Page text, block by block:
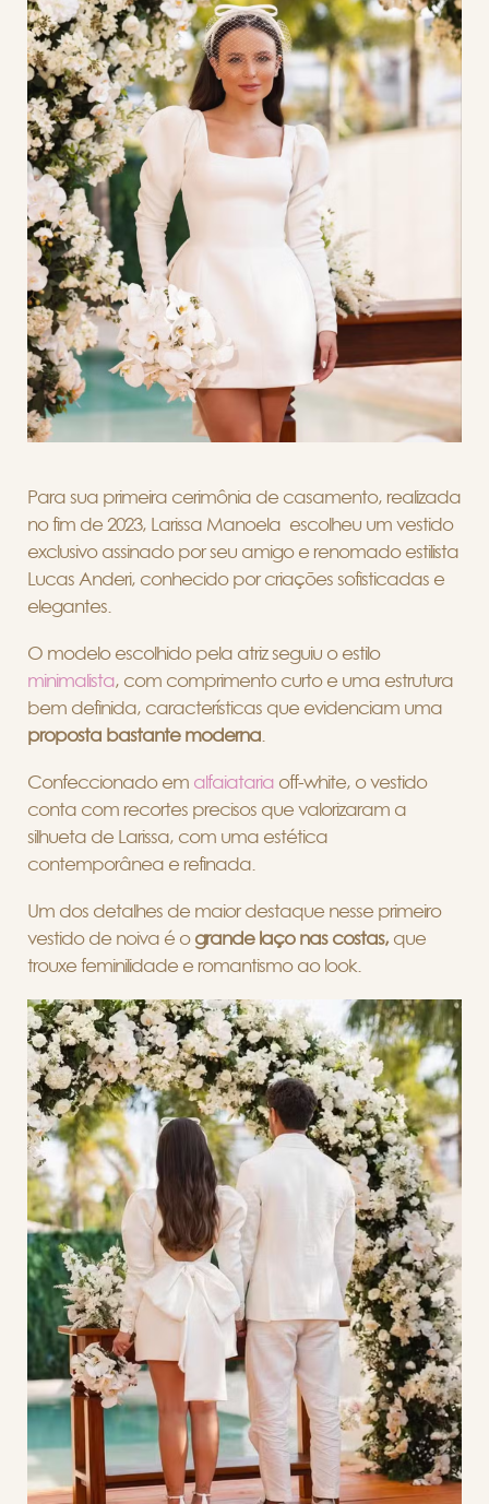
Para sua primeira cerimônia de casamento, realizada
no fim de 2023, Larissa Manoela escolheu um vestido
exclusivo assinado por seu amigo e renomado estilista
Lucas Anderi, conhecido por criações sofisticadas e
elegantes.
O modelo escolhido pela atriz seguiu o estilo
minimalista, com comprimento curto e uma estrutura
bem definida, características que evidenciam uma
proposta bastante moderna
Confeccionado em alfaiataria off-white, o vestido
conta com recortes precisos que valorizaram a
silhueta de Larissa, com uma estética
contemporânea e refinada.
Um dos detalhes de maior destaque nesse primeiro
vestido de noiva é o grande laço nas costas,que
trouxe feminilidade e romantismo ao look.